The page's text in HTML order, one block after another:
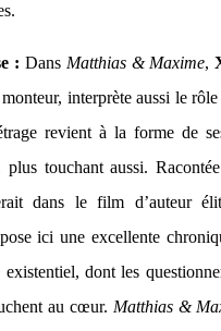
: Dans Matthias & Maxime,
monteur, interprète aussi le
revient à la forme de
plus touchant aussi.
dans le film d’auteur
ici une excellente
dont les
au cœur. Matthias &